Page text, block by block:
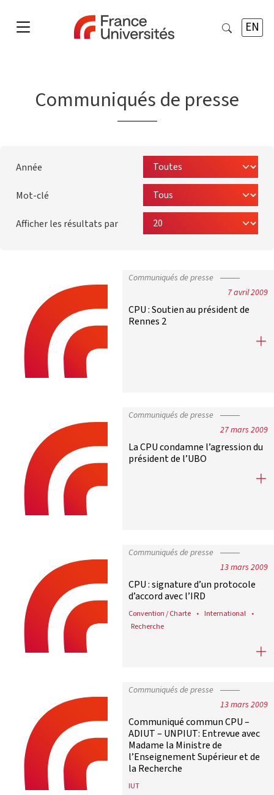
EN
Communiqués de presse
Année
Mot-clé
Afficher les résultats par
Communiqués de presse
7 avril 2009
CPU : Soutien au président de
Rennes 2
CPU : Soutien au président de
Communiqués de presse
27 mars 2009
La CPU condamne l’agression du
président de l’UBO
La CPU condamne l’agression du
Communiqués de presse
13 mars 2009
CPU : signature d’un protocole
d’accord avec l’IRD
Convention / Charte
International
Recherche
CPU : signature d’un protocole
Communiqués de presse
13 mars 2009
Communiqué commun CPU –
ADIUT – UNPIUT: Entrevue avec
Madame la Ministre de
l’Enseignement Supérieur et de
la Recherche
IUT